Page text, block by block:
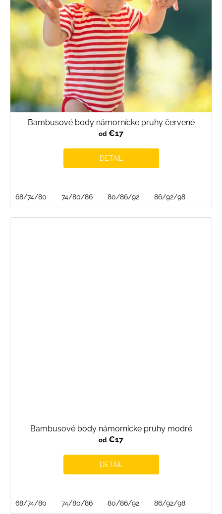
Bambusové body námornícke pruhy červené
od €17
DETAIL
68/74/80 74/80/86 80/86/92 86/92/98
Bambusové body námornícke pruhy modré
od €17
DETAIL
68/74/80 74/80/86 80/86/92 86/92/98